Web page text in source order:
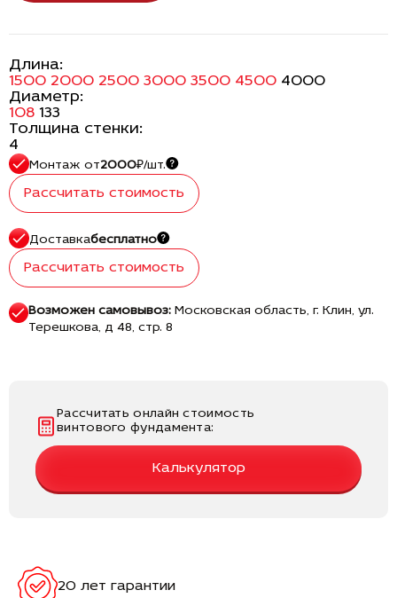
Длина:
1500 2000 2500 3000 3500 4500 4000
Диаметр:
108 133
Толщина стенки:
4
Монтаж от2000₽/шт.
Рассчитать стоимость
Доставкабесплатно
Рассчитать стоимость
Возможен самовывоз:Московская область, г. Клин, ул.
Терешкова, д 48, стр. 8
Рассчитать онлайн стоимость
винтового фундамента:
Калькулятор
20 лет гарантии